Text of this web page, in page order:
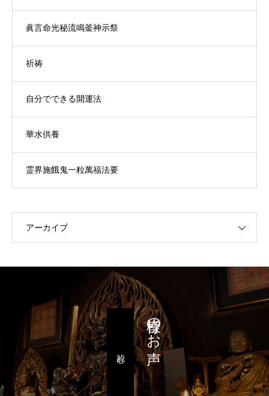
眞言命光秘流鳴釜神示祭
祈祷
自分でできる開運法
華水供養
霊界施餓鬼一粒萬福法要
アーカイブ
皆様のお声
読む